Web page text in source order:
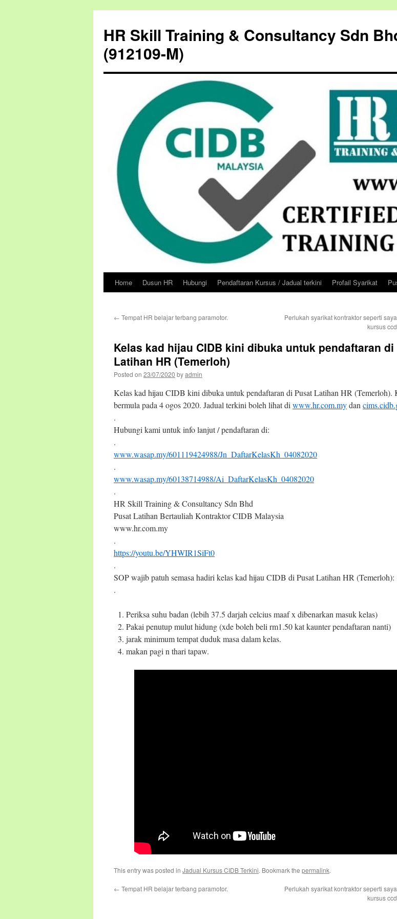
HR Skill Training & Consultancy Sdn
(912109-M)
Skip
content
Home Dusun HR Hubungi Pendaftaran Kursus / Jadual terkini Profail Syarikat
← Tempat HR belajar terbang paramotor.
Perlukah syarikat kontraktor seperti
kursus
Kelas kad hijau CIDB kini dibuka untuk pendaftaran di
Latihan HR (Temerloh)
Posted on 23/07/2020 byadmin
Kelas kad hijau CIDB kini dibuka untuk pendaftaran di Pusat Latihan HR (Temerloh).
bermula pada 4 ogos 2020. Jadual terkini boleh lihat di www.hr.com.mydan
.
Hubungi kami untuk info lanjut / pendaftaran di:
.
www.wasap.my/601119424988/Jn_DaftarKelasKh_04082020
.
www.wasap.my/60138714988/Ai_DaftarKelasKh_04082020
.
HR Skill Training & Consultancy Sdn Bhd
Pusat Latihan Bertauliah Kontraktor CIDB Malaysia
www.hr.com.my
.
https://youtu.be/YHWIR1SiFt0
.
SOP wajib patuh semasa hadiri kelas kad hijau CIDB di Pusat Latihan HR (Temerloh):
.
Periksa suhu badan (lebih 37.5 darjah celcius maaf x dibenarkan masuk kelas)
Pakai penutup mulut hidung (xde boleh beli rm1.50 kat kaunter pendaftaran nanti)
jarak minimum tempat duduk masa dalam kelas.
makan pagi n thari tapaw.
This entry was posted in Jadual Kursus CIDB Terkini. Bookmark the permalink.
← Tempat HR belajar terbang paramotor.
Perlukah syarikat kontraktor seperti
kursus